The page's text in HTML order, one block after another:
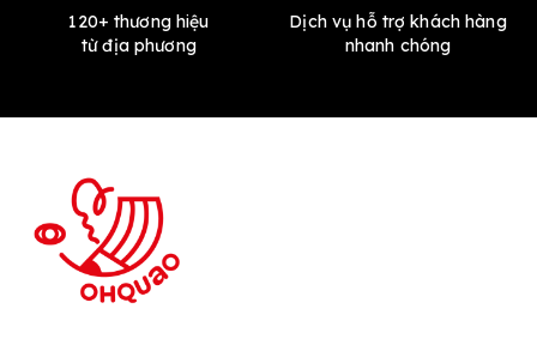
120+ thương hiệu
từ địa phương
Dịch vụ hỗ trợ khách hàng
nhanh chóng